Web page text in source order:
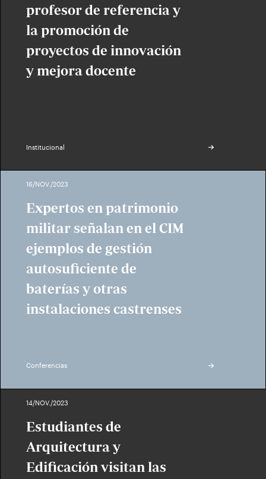
profesor de referencia y
la promoción de
proyectos de innovación
y mejora docente
Institucional
16/NOV./2023
Expertos en patrimonio
militar señalan en el CIM
ejemplos de gestión
autosuficiente de
baterías y otras
instalaciones castrenses
Conferencias
14/NOV./2023
Estudiantes de
Arquitectura y
Edificación visitan las